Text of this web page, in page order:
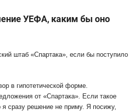
УЕФА, каким бы оно
штаб «Спартака», если бы поступило
в гипотетической форме.
от «Спартака». Если такое
я сразу решение не приму. Я посижу,